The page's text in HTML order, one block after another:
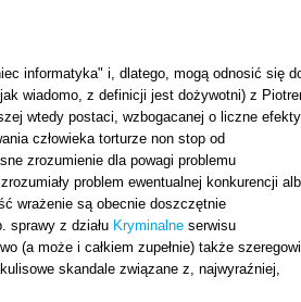
informatyka" i, dlatego, mogą odnosić się
wiadomo, z definicji jest dożywotni) z
wtedy postaci, wzbogacanej o liczne efekty
człowieka torturze non stop od
zrozumienie dla powagi problemu
problem ewentualnej konkurencji
wrażenie są obecnie doszczętnie
sprawy z działu Kryminalne serwisu
(a może i całkiem zupełnie) także szeregowi
skandale związane z, najwyraźniej,